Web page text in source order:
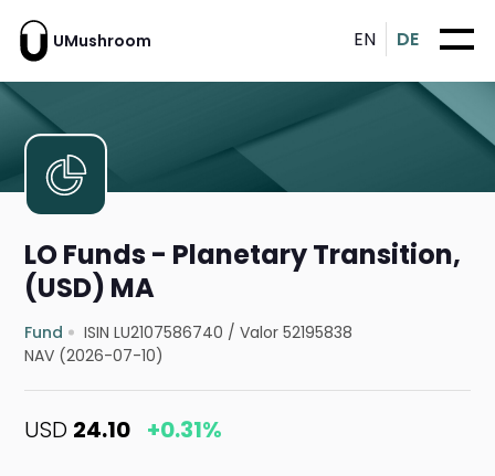
UMushroom EN DE
LO Funds - Planetary Transition,
(USD) MA
Fund ISIN LU2107586740 /Valor 52195838
NAV (2026-07-10)
USD 24.10 +0.31%